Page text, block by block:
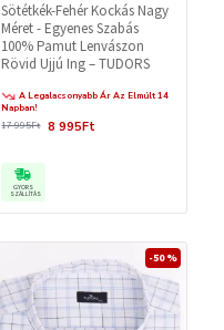
Sötétkék-Fehér Kockás Nagy
Méret - Egyenes Szabás
100% Pamut Lenvászon
Rövid Ujjú Ing – TUDORS
A Legalacsonyabb Ár Az Elmúlt 14
Napban!
8 995Ft
17 995Ft
GYORS
SZÁLLÍTÁS
-50 %